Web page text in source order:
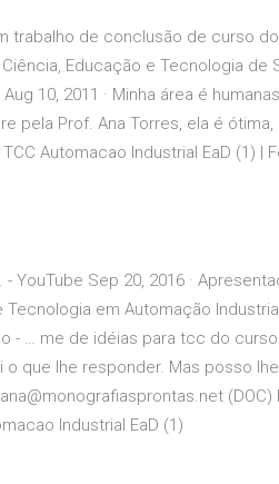
trabalho de conclusão de curso
Educação e Tecnologia de
10, 2011 · Minha área é
pela Prof. Ana Torres, ela é ótima,
Automacao Industrial EaD (1) |
YouTube Sep 20, 2016 ·
em Automação
- … me de idéias para tcc do
o que lhe responder. Mas posso
Industrial EaD (1)